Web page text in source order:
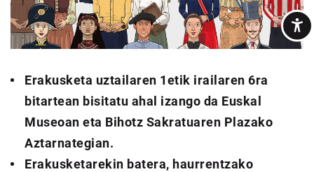
Erakusketa uztailaren 1etik irailaren 6ra
bitartean bisitatu ahal izango da Euskal
Museoan eta Bihotz Sakratuaren Plazako
Aztarnategian.
Erakusketarekin batera, haurrentzako